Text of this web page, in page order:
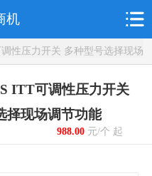
机
性压力开关 多种型号选择现场
ITT可调性压力开关
择现场调节功能
988.00元/个 起